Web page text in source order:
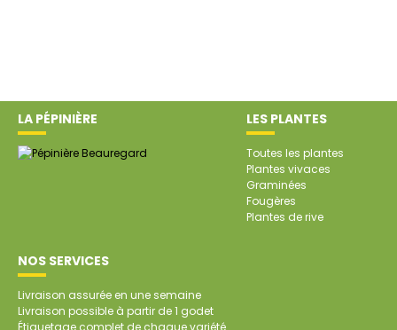
LA PÉPINIÈRE LES PLANTES
Toutes les plantes
Plantes vivaces
Graminées
Fougères
Plantes de rive
NOS SERVICES
Livraison assurée en une semaine
Livraison possible à partir de 1 godet
Étiquetage complet de chaque variété